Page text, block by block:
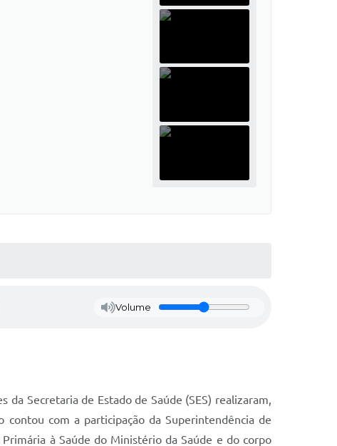
Volume
Secretaria de Estado de Saúde (SES) realizaram,
com a participação da Superintendência de
à Saúde do Ministério da Saúde e do corpo